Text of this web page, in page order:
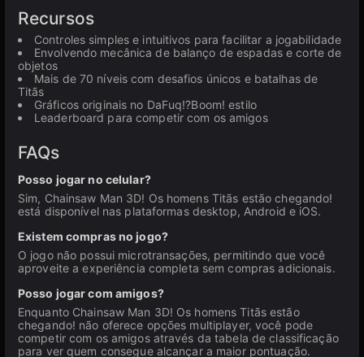
Recursos
Controles simples e intuitivos para facilitar a jogabilidade
Envolvendo mecânica de balanço de espadas e corte de
objetos
Mais de 70 níveis com desafios únicos e batalhas de
Titãs
Gráficos originais no DaFuq!?Boom! estilo
Leaderboard para competir com os amigos
FAQs
Posso jogar no celular?
Sim, Chainsaw Man 3D! Os homens Titãs estão chegando!
está disponível nas plataformas desktop, Android e iOS.
Existem compras no jogo?
O jogo não possui microtransações, permitindo que você
aproveite a experiência completa sem compras adicionais.
Posso jogar com amigos?
Enquanto Chainsaw Man 3D! Os homens Titãs estão
chegando! não oferece opções multiplayer, você pode
competir com os amigos através da tabela de classificação
para ver quem consegue alcançar a maior pontuação.